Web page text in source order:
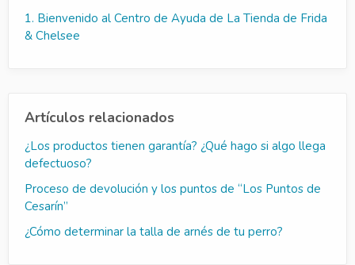
1. Bienvenido al Centro de Ayuda de La Tienda de Frida
& Chelsee
Artículos relacionados
¿Los productos tienen garantía? ¿Qué hago si algo llega
defectuoso?
Proceso de devolución y los puntos de “Los Puntos de
Cesarín”
¿Cómo determinar la talla de arnés de tu perro?